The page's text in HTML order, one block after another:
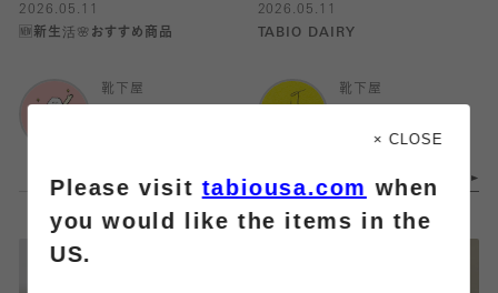
2026.05.11
🆕新生活🌸おすすめ商品
靴下屋
2026.05.11
TABIO DAIRY
靴下屋
× CLOSE
Please visittabiousa.com when
you would like the items in the
US.